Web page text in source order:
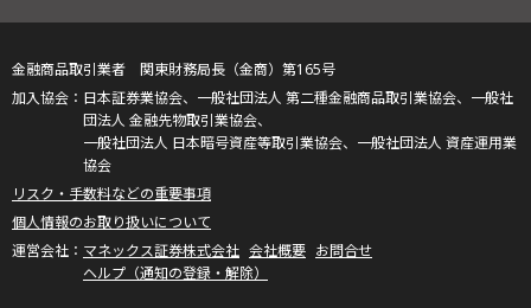
金融商品取引業者 関東財務局長（金商）第165号
日本証券業協会、一般社団法人 第二種金融商品取引業協会、一般社
団法人 金融先物取引業協会、
一般社団法人 日本暗号資産等取引業協会、一般社団法人 資産運用業
協会
リスク・手数料などの重要事項
個人情報のお取り扱いについて
マネックス証券株式会社 会社概要 お問合せ
ヘルプ（通知の登録・解除）